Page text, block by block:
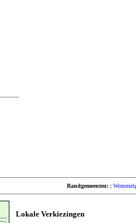
Randgemeenten: |
Lokale Verkiezingen